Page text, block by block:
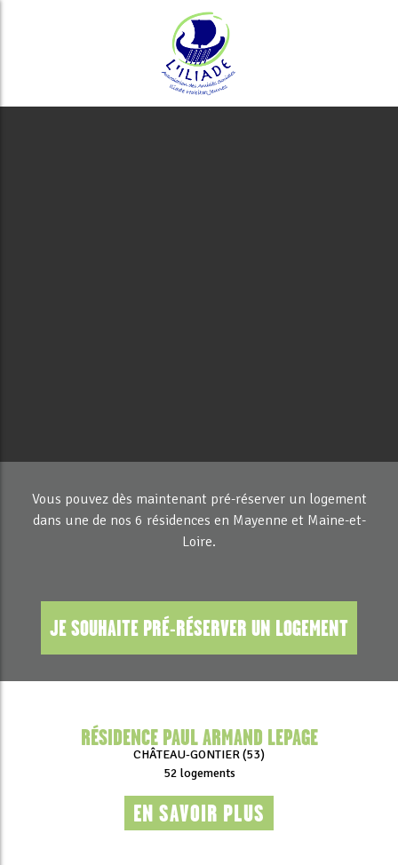
Vous pouvez dès maintenant pré-réserver un logement
dans une de nos 6 résidences en Mayenne et Maine-et-
Loire.
JE SOUHAITE PRÉ-RÉSERVER UN LOGEMENT
RÉSIDENCE PAUL ARMAND LEPAGE
CHÂTEAU-GONTIER (53)
52 logements
EN SAVOIR PLUS